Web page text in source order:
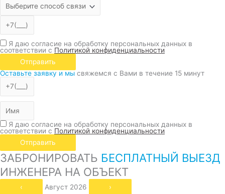
Я даю согласие на обработку персональных данных в
соответствии с Политикой конфиденциальности
Отправить
Оставьте заявку и мы свяжемся с Вами в течение 15 минут
Я даю согласие на обработку персональных данных в
соответствии с Политикой конфиденциальности
Отправить
ЗАБРОНИРОВАТЬ БЕСПЛАТНЫЙ ВЫЕЗД
ИНЖЕНЕРА НА ОБЪЕКТ
‹ Август 2026
›